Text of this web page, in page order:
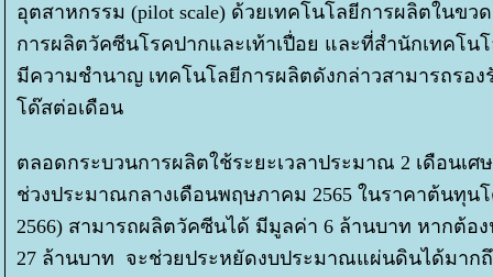
อุตสาหกรรม (pilot scale) ด้วยเทคโนโลยีการผลิตในขว
การผลิตวัคซีนโรคปากและเท้าเปื่อย และที่สำนักเทค
มีความชำนาญ เทคโนโลยีการผลิตดังกล่าวสามารถรอง
ด๊สต่อเดือน
ตลอดกระบวนการผลิตใช้ระยะเวลาประมาณ 2 เดือนเ
ช่วงประมาณกลางเดือนพฤษภาคม 2565 ในราคาต้นทุน
2566) สามารถผลิตวัคซีนได้ มีมูลค่า 6 ล้านบาท หากต้อ
27 ล้านบาท จะช่วยประหยัดงบประมาณแผ่นดินได้มากถึ